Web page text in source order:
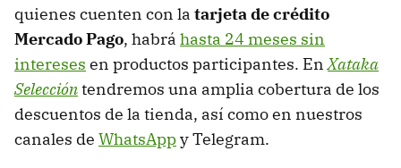
quienes cuenten con la tarjeta de crédito
Mercado Pago, habrá hasta 24 meses sin
intereses en productos participantes. EnXataka
Seleccióntendremos una amplia cobertura de los
descuentos de la tienda, así como en nuestros
canales de WhatsAppy Telegram.